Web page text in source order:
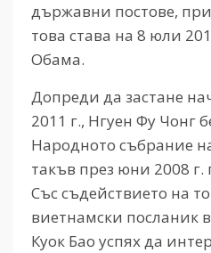
държавни постове,
това става на 8 юли
Обама.
Допреди да застане
2011 г., Нгуен Фу Чонг
Народното събрание
такъв през юни 2008 г.
Със съдействието на
виетнамски посланик
Куок Бао успях да